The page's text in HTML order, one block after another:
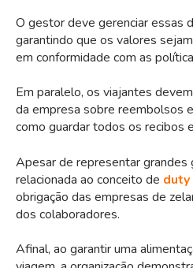
O gestor deve gerenciar essas
garantindo que os valores
em conformidade com as
Em paralelo, os viajantes
da empresa sobre reembolsos
como guardar todos os recibos
Apesar de representar grandes
relacionada ao conceito de duty
obrigação das empresas de
dos colaboradores.
Afinal, ao garantir uma